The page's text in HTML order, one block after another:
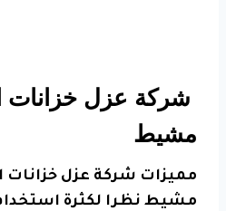
شركة عزل خزانات
مشيط
مميزات شركة عزل خزانات
مشيط نظرا لكثرة